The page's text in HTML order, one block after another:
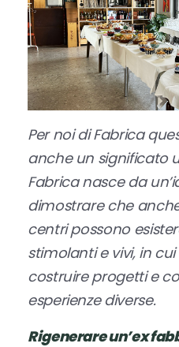
Per noi di Fabrica
anche un significato
Fabrica nasce da
dimostrare che
centri possono
stimolanti e vivi, in
costruire progetti e
esperienze diverse.
Rigenerare un’ex